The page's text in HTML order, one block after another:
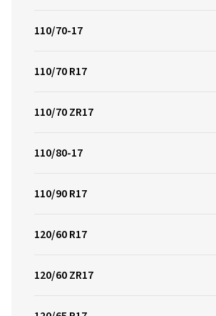
110/70-17
110/70 R17
110/70 ZR17
110/80-17
110/90 R17
120/60 R17
120/60 ZR17